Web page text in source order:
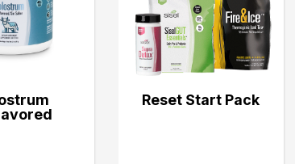
Reset Start Pack